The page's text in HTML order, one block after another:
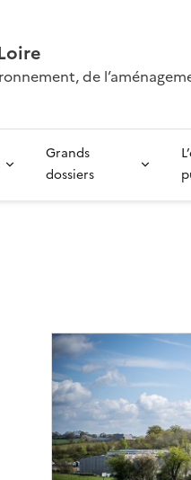
de
Grands
dossiers